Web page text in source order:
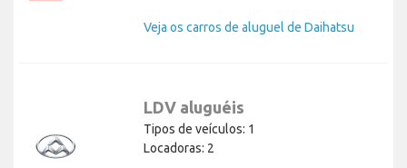
Veja os carros de aluguel de Daihatsu
LDV aluguéis
Tipos de veículos: 1
Locadoras: 2